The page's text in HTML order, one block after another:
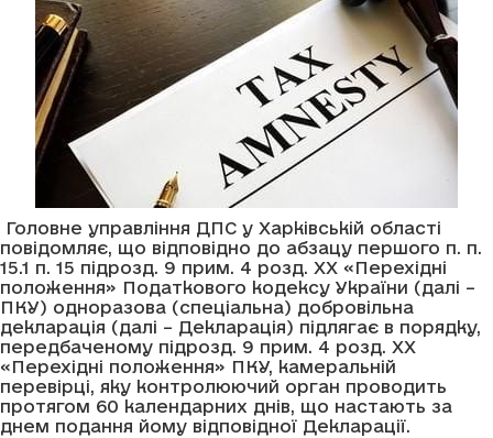
Головне управління ДПС у Харківській області
повідомляє, що відповідно до абзацу першого п. п.
15.1 п. 15 підрозд. 9 прим. 4 розд. XX «Перехідні
положення» Податкового кодексу України (далі –
ПКУ) одноразова (спеціальна) добровільна
декларація (далі – Декларація) підлягає в порядку,
передбаченому підрозд. 9 прим. 4 розд. XX
«Перехідні положення» ПКУ, камеральній
перевірці, яку контролюючий орган проводить
протягом 60 календарних днів, що настають за
днем подання йому відповідної Декларації.